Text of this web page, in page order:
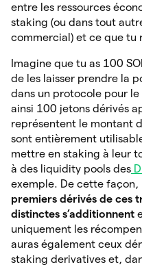
entre les ressources
staking (ou dans tout
commercial) et ce que tu
Imagine que tu as 100
de les laisser prendre la
dans un protocole pour
ainsi 100 jetons dérivés
représentent le montant
sont entièrement
mettre en staking à leur
à des liquidity pools des
exemple. De cette façon,
premiers dérivés de ces
distinctes s’additionnent
uniquement les
auras également ceux
staking derivatives et,